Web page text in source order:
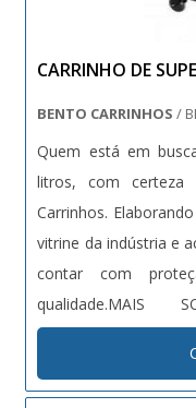
CARRINHO DE
BENTO CARRINHOS /
Quem está em
litros, com certeza
Carrinhos.
vitrine da indústria e
contar com
qualidade.MAIS
eficientes de
uma área de